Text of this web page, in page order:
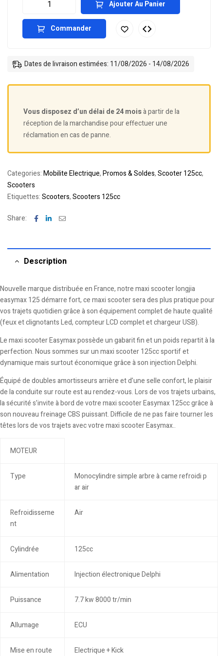
Ajouter Au Panier
Commander
Dates de livraison estimées: 11/08/2026 - 14/08/2026
Vous disposez d’un délai de 24 moisà partir de la
réception de la marchandise pour effectuer une
réclamation en cas de panne.
Categories:Mobilite Electrique,Promos & Soldes,Scooter 125cc,
Scooters
Etiquettes:Scooters,Scooters 125cc
Share: Facebook
LinkedinEmail
Description
Nouvelle marque distribuée en France, notre maxi scooterlongjia
easymax 125démarre fort, ce maxi scooter sera des plus pratique pour
vos trajets quotidien grâce à son équipement complet de haute qualité
(feux et clignotants Led, compteur LCD complet et chargeur USB).
Le maxi scooter Easymax possède un gabarit fin et un poids repartit à la
perfection. Nous sommes sur un maxi scooter 125cc sportif et
dynamique mais surtout économique grâce à son injection Delphi.
Équipé de doubles amortisseurs arrière et d’une selle confort, le plaisir
de la conduite sur route est au rendez-vous. Lors de vos trajets urbains,
la sécurité s’invite à bord de votre maxi scooter Easymax 125cc grâce à
son nouveau freinage CBS puissant. Difficile de ne pas faire tourner les
têtes lors de vos trajets avec votre maxi scooter Easymax..
MOTEUR
Type
Monocylindre simple arbre à came refroidi p
ar air
Refroidisseme
nt
Air
Cylindrée 125cc
Alimentation Injection électronique Delphi
Puissance 7.7 kw 8000 tr/min
Allumage ECU
Mise en route Electrique + Kick